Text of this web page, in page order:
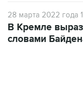
словами